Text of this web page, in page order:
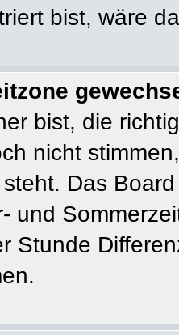
bist, wäre
bist, die
nicht
Das
und
Stunde